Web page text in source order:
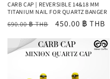
CARB CAP | REVERSIBLE 14&18 MM
TITANIUM NAIL FOR QUARTZ BANGER
ราคา
690.00 ฿ THB
ราคา
450.00 ฿ THB